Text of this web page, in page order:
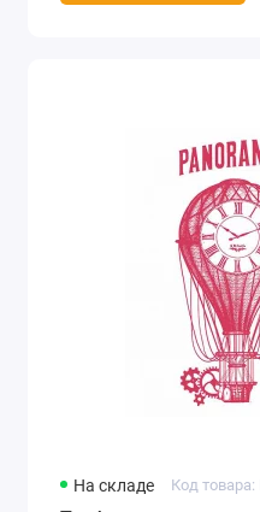
На складе Код товара: